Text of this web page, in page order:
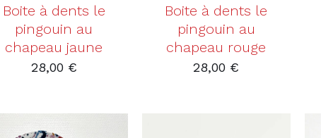
Boite à dents le
pingouin au
chapeau jaune
28,00 €
Boite à dents le
pingouin au
chapeau rouge
28,00 €